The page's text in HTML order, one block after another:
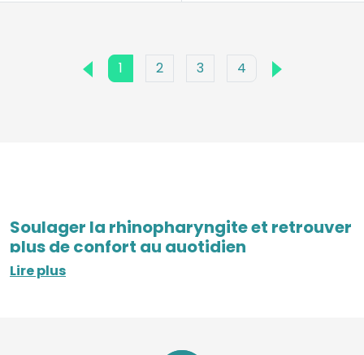
1 2 3 4
Soulager la rhinopharyngite et retrouver
plus de confort au quotidien
Larhinopharyngite
nez bouché
Lire plus